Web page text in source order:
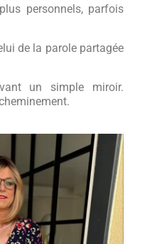
personnels, parfois
de la parole partagée
un simple miroir.